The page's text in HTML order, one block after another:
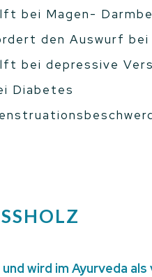
bei Magen-
den Auswurf bei
bei depressive
Diabetes
wird im Ayurveda